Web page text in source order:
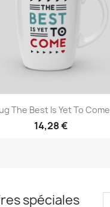
Aperçu rapide
The Best Is Yet To Come
14,28 €
spéciales